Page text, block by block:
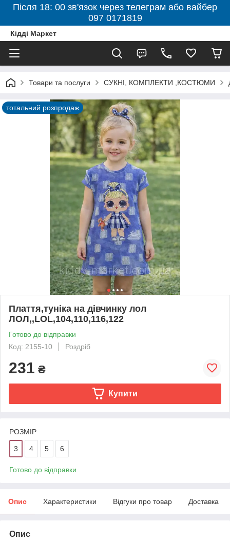
Після 18: 00 зв'язок через телеграм або вайбер
097 0171819
Кідді Маркет
Товари та послуги СУКНІ, КОМПЛЕКТИ ,КОСТЮМИ
тотальний розпродаж
Плаття,туніка на дівчинку лол
ЛОЛ,,LOL,104,110,116,122
Готово до відправки
Код: 2155-10
Роздріб
231 ₴
Купити
РОЗМІР
3 4 5 6
Готово до відправки
Опис Характеристики Відгуки про товар Доставка
Опис